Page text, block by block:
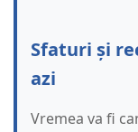
Sfaturi și
azi
Vremea va fi